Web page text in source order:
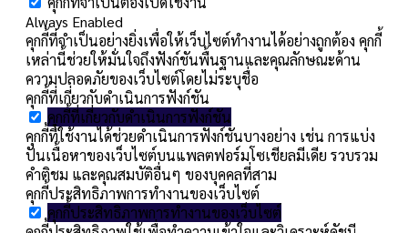
Always Enabled
คุกกี้ที่จำเป็นอย่างยิ่งเพื่อให้เว็บไซต์ทำงานได้อย่างถูกต้อง คุกกี้
เหล่านี้ช่วยให้มั่นใจถึงฟังก์ชันพื้นฐานและคุณลักษณะด้าน
ความปลอดภัยของเว็บไซต์โดยไม่ระบุชื่อ
คุกกี้ที่เกี่ยวกับดำเนินการฟังก์ชัน
คุกกี้ที่เกี่ยวกับดำเนินการฟังก์ชัน
คุกกี้ที่ใช้งานได้ช่วยดำเนินการฟังก์ชันบางอย่าง เช่น การแบ่ง
ปันเนื้อหาของเว็บไซต์บนแพลตฟอร์มโซเชียลมีเดีย รวบรวม
คำติชม และคุณสมบัติอื่นๆ ของบุคคลที่สาม
คุกกี้ประสิทธิภาพการทำงานของเว็บไซต์
คุกกี้ประสิทธิภาพการทำงานของเว็บไซต์